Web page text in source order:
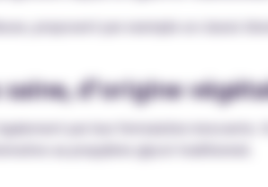
proposent par exemple un classic
d’origine
par leur formulation innovante.
au propylène glycol traditionnel.